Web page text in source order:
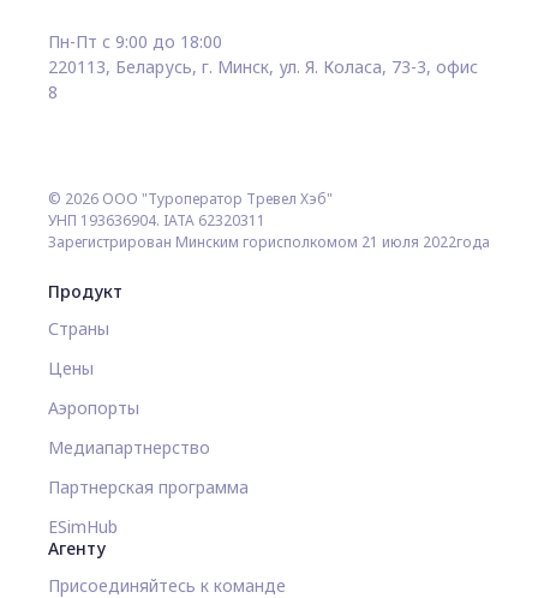
Пн-Пт с 9:00 до 18:00
220113, Беларусь, г. Минск, ул. Я. Коласа, 73-3, офис
8
© 2026 ООО "Туроператор Тревел Хэб"
УНП 193636904. IATA 62320311
Зарегистрирован Минским горисполкомом 21 июля 2022года
Продукт
Страны
Цены
Аэропорты
Медиапартнерство
Партнерская программа
ESimHub
Агенту
Присоединяйтесь к команде